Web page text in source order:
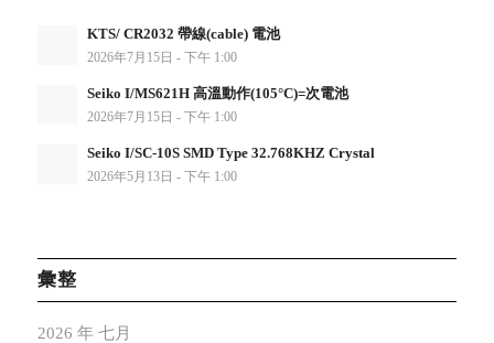
KTS/ CR2032 帶線(cable) 電池
2026年7月15日 - 下午 1:00
Seiko I/MS621H 高溫動作(105°C)=次電池
2026年7月15日 - 下午 1:00
Seiko I/SC-10S SMD Type 32.768KHZ Crystal
2026年5月13日 - 下午 1:00
彙整
2026 年 七月